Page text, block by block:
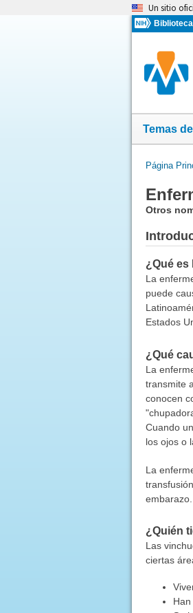
Un sitio
Temas
Usted
aquí:
Página
Otros
¿Qué es
La
puede
Estados
¿Qué
La
transmite
conocen
Cuando
los ojos o
La
embarazo.
¿Quién
Las
ciertas